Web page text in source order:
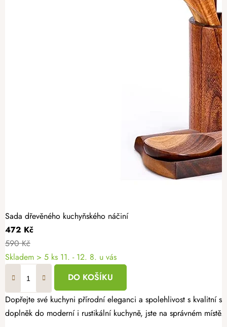
Sada dřevěného kuchyňského náčiní
472 Kč
590 Kč
Skladem > 5 ks 11. - 12. 8. u vás
DO KOŠÍKU
Dopřejte své kuchyni přírodní eleganci a spolehlivost s kvalitní
doplněk do moderní i rustikální kuchyně, jste na správném místě.